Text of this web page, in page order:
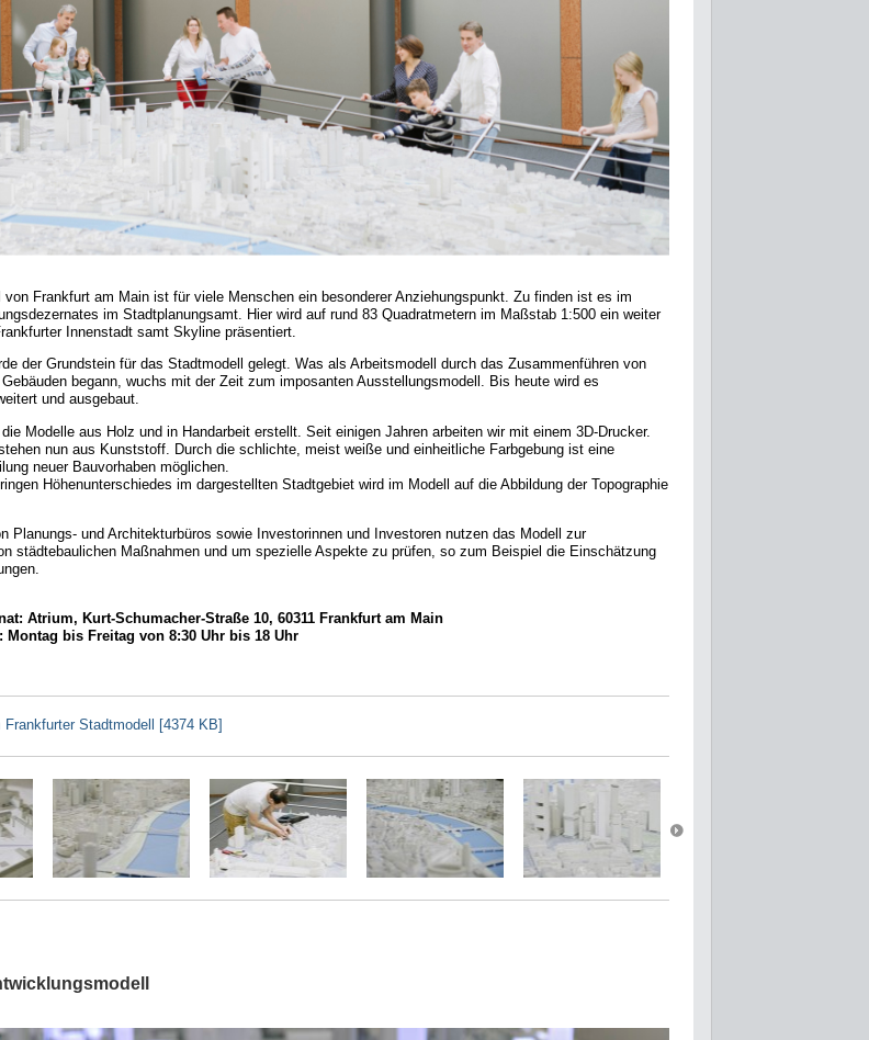
von Frankfurt am Main ist für viele Menschen ein besonderer Anziehungspunkt. Zu finden ist es im
im Stadtplanungsamt. Hier wird auf rund 83 Quadratmetern im Maßstab 1:500 ein weiter
Innenstadt samt Skyline präsentiert.
der Grundstein für das Stadtmodell gelegt. Was als Arbeitsmodell durch das Zusammenführen von
begann, wuchs mit der Zeit zum imposanten Ausstellungsmodell. Bis heute wird es
und ausgebaut.
Modelle aus Holz und in Handarbeit erstellt. Seit einigen Jahren arbeiten wir mit einem 3D-Drucker.
nun aus Kunststoff. Durch die schlichte, meist weiße und einheitliche Farbgebung ist eine
neuer Bauvorhaben möglichen.
Höhenunterschiedes im dargestellten Stadtgebiet wird im Modell auf die Abbildung der Topographie
Planungs- und Architekturbüros sowie Investorinnen und Investoren nutzen das Modell zur
städtebaulichen Maßnahmen und um spezielle Aspekte zu prüfen, so zum Beispiel die Einschätzung
Atrium, Kurt-Schumacher-Straße 10, 60311 Frankfurt am Main
Montag bis Freitag von 8:30 Uhr bis 18 Uhr
Frankfurter Stadtmodell [4374 KB]